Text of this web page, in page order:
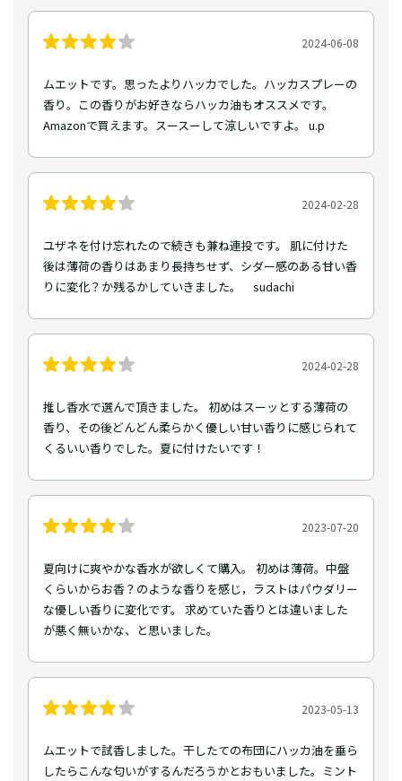
2024-06-08
ムエットです。思ったよりハッカでした。ハッカスプレーの
香り。この香りがお好きならハッカ油もオススメです。
Amazonで買えます。スースーして涼しいですよ。 u.p
2024-02-28
ユザネを付け忘れたので続きも兼ね連投です。 肌に付けた
後は薄荷の香りはあまり長持ちせず、シダー感のある甘い香
りに変化？か残るかしていきました。 sudachi
2024-02-28
推し香水で選んで頂きました。 初めはスーッとする薄荷の
香り、その後どんどん柔らかく優しい甘い香りに感じられて
くるいい香りでした。夏に付けたいです！
2023-07-20
夏向けに爽やかな香水が欲しくて購入。 初めは薄荷。中盤
くらいからお香？のような香りを感じ，ラストはパウダリー
な優しい香りに変化です。 求めていた香りとは違いました
が悪く無いかな、と思いました。
2023-05-13
ムエットで試香しました。干したての布団にハッカ油を垂ら
したらこんな匂いがするんだろうかとおもいました。ミント